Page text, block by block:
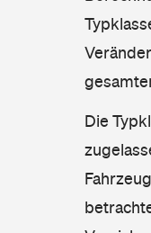
Die